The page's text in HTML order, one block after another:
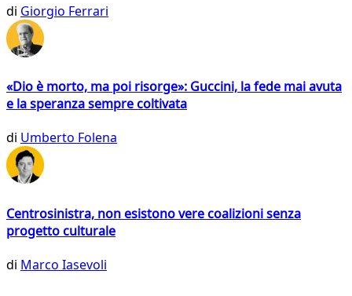
di Giorgio Ferrari
«Dio è morto, ma poi risorge»: Guccini, la fede mai avuta
e la speranza sempre coltivata
di Umberto Folena
Centrosinistra, non esistono vere coalizioni senza
progetto culturale
di Marco Iasevoli